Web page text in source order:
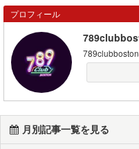
プロフィール
月別記事一覧を見る